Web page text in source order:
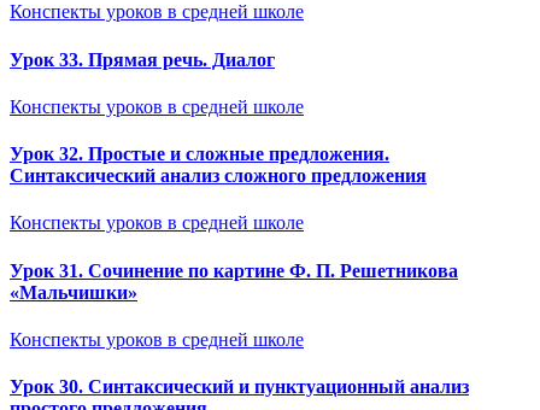
Конспекты уроков в средней школе
Урок 33. Прямая речь. Диалог
Конспекты уроков в средней школе
Урок 32. Простые и сложные предложения.
Синтаксический анализ сложного предложения
Конспекты уроков в средней школе
Урок 31. Сочинение по картине Ф. П. Решетникова
«Мальчишки»
Конспекты уроков в средней школе
Урок 30. Синтаксический и пунктуационный анализ